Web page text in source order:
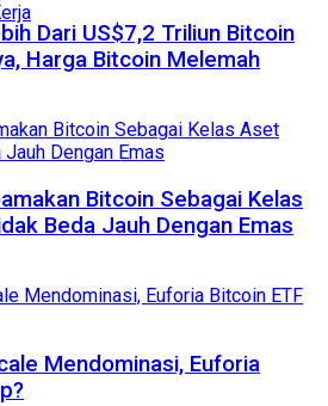
Dari US$7,2 Triliun Bitcoin
Harga Bitcoin Melemah
Bitcoin Sebagai Kelas
Beda Jauh Dengan Emas
Mendominasi, Euforia